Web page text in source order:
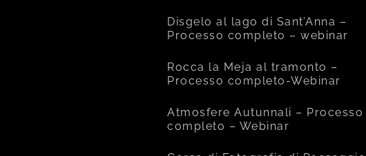
Disgelo al lago di Sant’Anna –
Processo completo – webinar
Rocca la Meja al tramonto –
Processo completo-Webinar
Atmosfere Autunnali – Processo
completo – Webinar